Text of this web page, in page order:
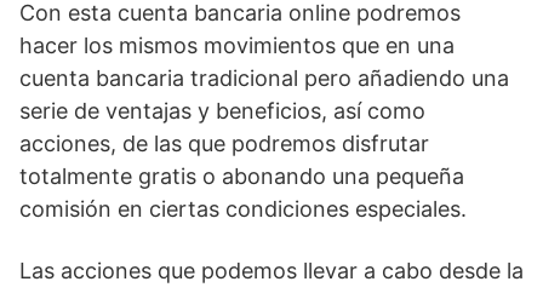
Con esta cuenta bancaria online podremos
hacer los mismos movimientos que en una
cuenta bancaria tradicional pero añadiendo una
serie de ventajas y beneficios, así como
acciones, de las que podremos disfrutar
totalmente gratis o abonando una pequeña
comisión en ciertas condiciones especiales.
Las acciones que podemos llevar a cabo desde la